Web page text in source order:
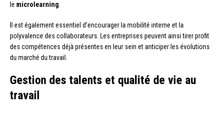
le microlearning.
Il est également essentiel d’encourager la mobilité interne et la
polyvalence des collaborateurs. Les entreprises peuvent ainsi tirer profit
des compétences déjà présentes en leur sein et anticiper les évolutions
du marché du travail.
Gestion des talents et qualité de vie au
travail